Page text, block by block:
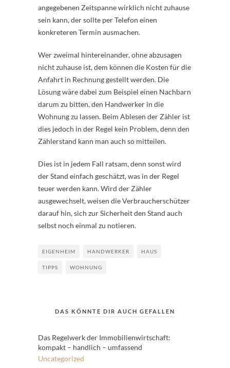
angegebenen Zeitspanne wirklich nicht zuhause
sein kann, der sollte per Telefon einen
konkreteren Termin ausmachen.
Wer zweimal hintereinander, ohne abzusagen
nicht zuhause ist, dem können die Kosten für die
Anfahrt in Rechnung gestellt werden. Die
Lösung wäre dabei zum Beispiel einen Nachbarn
darum zu bitten, den Handwerker in die
Wohnung zu lassen. Beim Ablesen der Zähler ist
dies jedoch in der Regel kein Problem, denn den
Zählerstand kann man auch so mitteilen.
Dies ist in jedem Fall ratsam, denn sonst wird
der Stand einfach geschätzt, was in der Regel
teuer werden kann. Wird der Zähler
ausgewechselt, weisen die Verbraucherschützer
darauf hin, sich zur Sicherheit den Stand auch
selbst noch einmal zu notieren.
EIGENHEIM HANDWERKER HAUS
TIPPS WOHNUNG
DAS KÖNNTE DIR AUCH GEFALLEN
Das Regelwerk der Immobilienwirtschaft:
kompakt – handlich – umfassend
Uncategorized